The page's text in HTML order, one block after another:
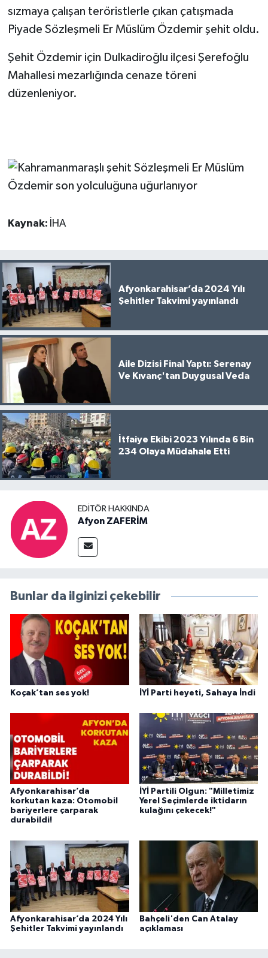
sızmaya çalışan teröristlerle çıkan çatışmada
Piyade Sözleşmeli Er Müslüm Özdemir şehit oldu.
Şehit Özdemir için Dulkadiroğlu ilçesi Şerefoğlu
Mahallesi mezarlığında cenaze töreni
düzenleniyor.
Kaynak: İHA
Afyonkarahisar’da 2024 Yılı
Şehitler Takvimi yayınlandı
Aile Dizisi Final Yaptı: Serenay
Ve Kıvanç'tan Duygusal Veda
İtfaiye Ekibi 2023 Yılında 6 Bin
234 Olaya Müdahale Etti
EDITÖR HAKKINDA
Afyon ZAFERİM
Bunlar da ilginizi çekebilir
Koçak’tan ses yok! İYİ Parti heyeti, Sahaya İndi
Afyonkarahisar’da
korkutan kaza: Otomobil
bariyerlere çarparak
durabildi!
İYİ Partili Olgun: "Milletimiz
Yerel Seçimlerde iktidarın
kulağını çekecek!"
Afyonkarahisar’da 2024 Yılı
Şehitler Takvimi yayınlandı
Bahçeli'den Can Atalay
açıklaması